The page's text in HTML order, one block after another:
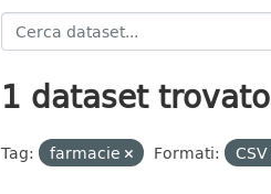
1 dataset trovato
Tag: farmacie Formati: CSV